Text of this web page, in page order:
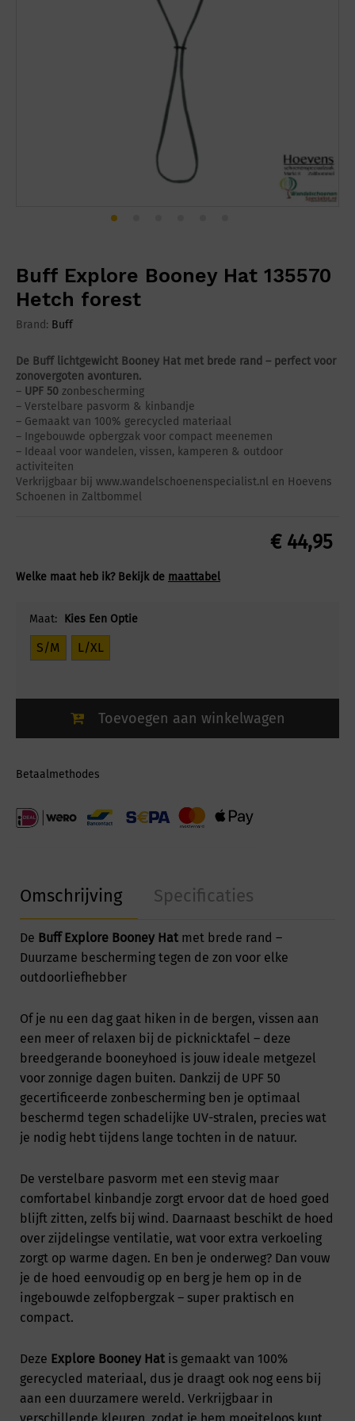
Buff Explore Booney Hat 135570
Hetch forest
Brand: Buff
De Buff lichtgewicht Booney Hat met brede rand – perfect voor
zonovergoten avonturen.
– UPF 50 zonbescherming
– Verstelbare pasvorm & kinbandje
– Gemaakt van 100% gerecycled materiaal
– Ingebouwde opbergzak voor compact meenemen
– Ideaal voor wandelen, vissen, kamperen & outdoor
activiteiten
Verkrijgbaar bij www.wandelschoenenspecialist.nl en Hoevens
Schoenen in Zaltbommel
€44,95
Welke maat heb ik? Bekijk de maattabel
Maat: Kies Een Optie
S/M L/XL
Toevoegen aan winkelwagen
Betaalmethodes
Omschrijving Specificaties
De Buff Explore Booney Hat met brede rand –
Duurzame bescherming tegen de zon voor elke
outdoorliefhebber
Of je nu een dag gaat hiken in de bergen, vissen aan
een meer of relaxen bij de picknicktafel – deze
breedgerande booneyhoed is jouw ideale metgezel
voor zonnige dagen buiten. Dankzij de UPF 50
gecertificeerde zonbescherming ben je optimaal
beschermd tegen schadelijke UV-stralen, precies wat
je nodig hebt tijdens lange tochten in de natuur.
De verstelbare pasvorm met een stevig maar
comfortabel kinbandje zorgt ervoor dat de hoed goed
blijft zitten, zelfs bij wind. Daarnaast beschikt de hoed
over zijdelingse ventilatie, wat voor extra verkoeling
zorgt op warme dagen. En ben je onderweg? Dan vouw
je de hoed eenvoudig op en berg je hem op in de
ingebouwde zelfopbergzak – super praktisch en
compact.
Deze Explore Booney Hat is gemaakt van 100%
gerecycled materiaal, dus je draagt ook nog eens bij
aan een duurzamere wereld. Verkrijgbaar in